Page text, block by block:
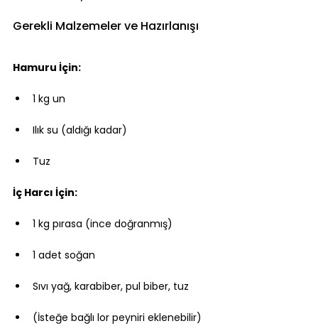
Gerekli Malzemeler ve Hazırlanışı
Hamuru İçin:
1 kg un
Ilık su (aldığı kadar)
Tuz
İç Harcı İçin:
1 kg pırasa (ince doğranmış)
1 adet soğan
Sıvı yağ, karabiber, pul biber, tuz
(İsteğe bağlı lor peyniri eklenebilir)